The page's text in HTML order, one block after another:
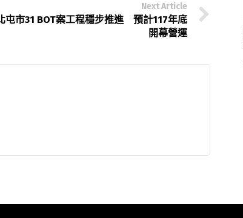
Next Article
屯市31 BOT案工程穩步推進 預計117年底
開幕營運